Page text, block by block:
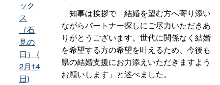
知事は挨拶で「結婚を望む方へ寄り添い
ながらパートナー探しにご尽力いただきあ
りがとうございます。世代に関係なく結婚
を希望する方の希望を叶えるため、今後も
県の結婚支援にお力添えいただきますよう
お願いします」と述べました。
ック
ス
（石
見の
日） (
2月14
日)